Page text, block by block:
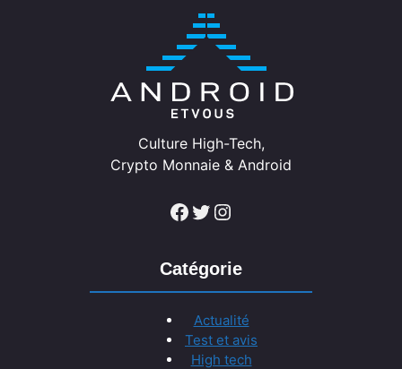
Culture High-Tech,
Crypto Monnaie & Android
Facebook Twitter Instagram
Catégorie
Actualité
Test et avis
High tech